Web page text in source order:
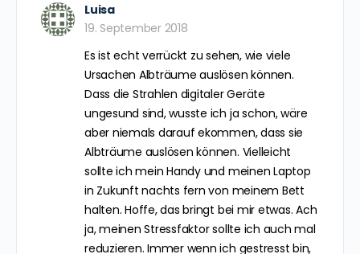
Luisa
19. September 2018
Es ist echt verrückt zu sehen, wie viele
Ursachen Albträume auslösen können.
Dass die Strahlen digitaler Geräte
ungesund sind, wusste ich ja schon, wäre
aber niemals darauf ekommen, dass sie
Albträume auslösen können. Vielleicht
sollte ich mein Handy und meinen Laptop
in Zukunft nachts fern von meinem Bett
halten. Hoffe, das bringt bei mir etwas. Ach
ja, meinen Stressfaktor sollte ich auch mal
reduzieren. Immer wenn ich gestresst bin,